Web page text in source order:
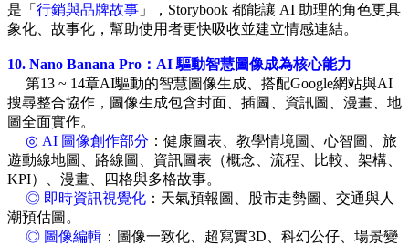
是「 行銷與品牌故事 」，Storybook 都能讓 AI 助理的角色更具
象化、故事化，幫助使用者更快吸收並建立情感連結。
10. Nano Banana Pro：AI 驅動智慧圖像成為核心能力
第13 ~ 14章AI驅動的智慧圖像生成、搭配Google網站與AI
搜尋整合協作，圖像生成包含封面、插圖、資訊圖、漫畫、地
圖全面實作。
◎ AI 圖像創作部分 ：健康圖表、教學情境圖、心智圖、旅
遊動線地圖、路線圖、資訊圖表（概念、流程、比較、架構、
KPI）、漫畫、四格與多格故事。
◎ 即時資訊視覺化 ：天氣預報圖、股市走勢圖、交通與人
潮預估圖。
◎ 圖像編輯 ：圖像一致化、超寫實3D、科幻公仔、場景變